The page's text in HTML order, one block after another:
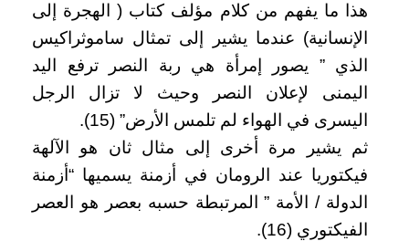
هذا ما يفهم من كلام مؤلف كتاب ( الهجرة إلى
الإنسانية) عندما يشير إلى تمثال ساموثراكيس
الذي ” يصور إمرأة هي ربة النصر ترفع اليد
اليمنى لإعلان النصر وحيث لا تزال الرجل
اليسرى في الهواء لم تلمس الأرض” (15).
ثم يشير مرة أخرى إلى مثال ثان هو الآلهة
فيكتوريا عند الرومان في أزمنة يسميها “أزمنة
الدولة / الأمة ” المرتبطة حسبه بعصر هو العصر
الفيكتوري (16).